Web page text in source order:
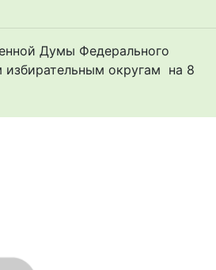
Думы Федерального
округам на 8